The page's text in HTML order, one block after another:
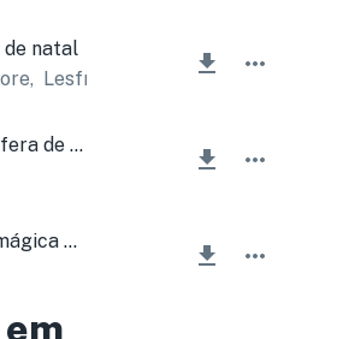
de natal
, Lesfm
Atmosfera de Natal
noite mágica de natal